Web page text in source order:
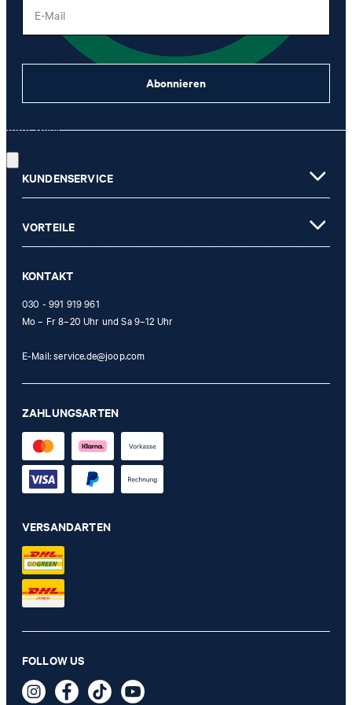
Beauty-Case Cortina Piazza Flora in Braun
159,95 €
inkl. MwSt
Zusammenhang mit Produkten, Angeboten und Leistungen der
Unternehmensgruppe, wie beispielsweise Event-Einladungen,
Aktionen, Produkt-Promotions zuzusenden.
JETZT ANMELDEN
* Pflichtfeld
** Der Gutschein ist gültig ab einem Mindest-Kaufwert von 150 EUR
Stores eingelöst werden.
Gute Wahl!
E-Mail
Abonnieren
KUNDENSERVICE
VORTEILE
KONTAKT
030 - 991 919 961
Mo – Fr 8–20 Uhr und Sa 9–12 Uhr
E-Mail:service.de@joop.com
ZAHLUNGSARTEN
VERSANDARTEN
FOLLOW US